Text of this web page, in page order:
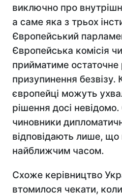
виключно про
а саме яка з трьох
Європейський
Європейська комісія
прийматиме остаточне
призупинення безвізу.
європейці можуть
рішення досі
чиновники
відповідають лише, що
найближчим часом.
Схоже керівництво
втомилося чекати,